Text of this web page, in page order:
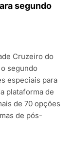
segundo
Cruzeiro do
segundo
especiais para
plataforma de
de 70 opções
de pós-